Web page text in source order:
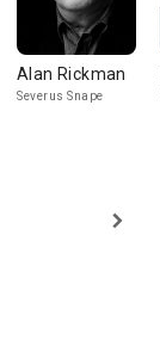
Alan Rickman
Severus Snape